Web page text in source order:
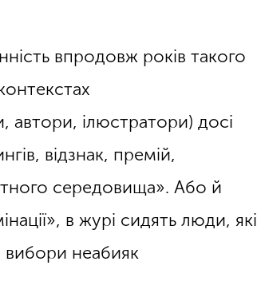
впродовж років такого
автори, ілюстратори) досі
відзнак, премій,
середовища». Або й
в журі сидять люди, які
вибори неабияк